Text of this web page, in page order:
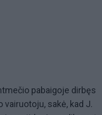
pabaigoje dirbęs
vairuotoju, sakė, kad J.